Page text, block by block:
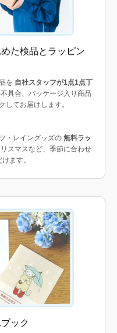
た検品とラッピン
を 自社スタッフが1点1点丁
具合、パッケージ入り商品
してお届けします。
・レイングッズの 無料ラッ
スマスなど、季節に合わせ
ます。
ック